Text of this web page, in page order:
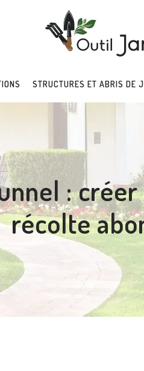
STRUCTURES ET ABRIS DE
:
récolte